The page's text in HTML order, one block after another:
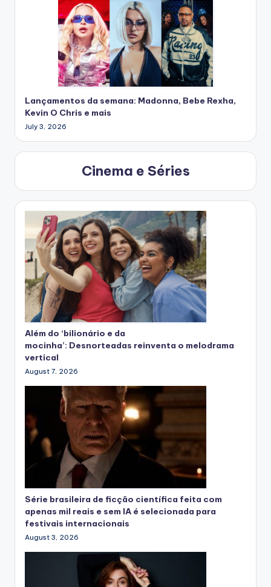
Lançamentos da semana: Madonna, Bebe Rexha,
Kevin O Chris e mais
July 3, 2026
Cinema e Séries
Além do ‘bilionário e da
mocinha’: Desnorteadas reinventa o melodrama
vertical
August 7, 2026
Série brasileira de ficção científica feita com
apenas mil reais e sem IA é selecionada para
festivais internacionais
August 3, 2026